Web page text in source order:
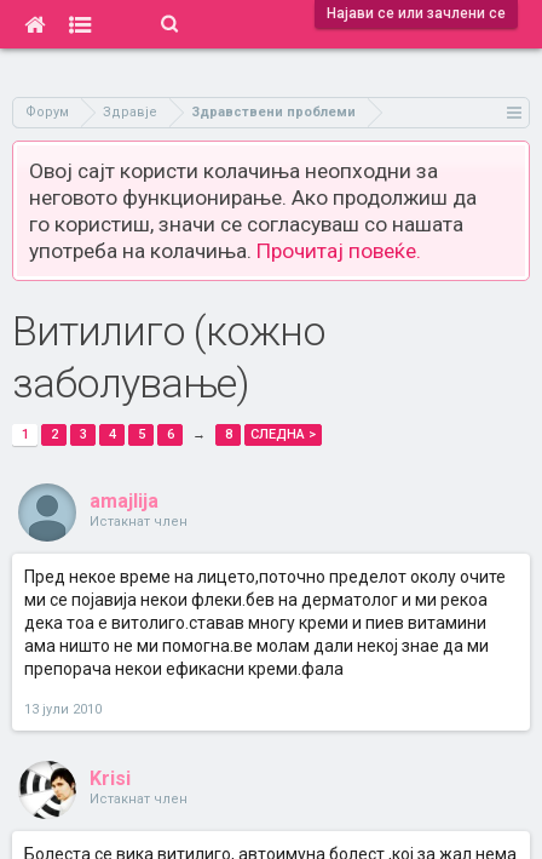
Најави се или зачлени се
Форум Здравје Здравствени проблеми
Овој сајт користи колачиња неопходни за
неговото функционирање. Ако продолжиш да
го користиш, значи се согласуваш со нашата
употреба на колачиња. Прочитај повеќе.
Витилиго (кожно
заболување)
1 2 3 4 5 6 → 8 СЛЕДНА >
amajlija
Истакнат член
Пред некое време на лицето,поточно пределот околу очите
ми се појавија некои флеки.бев на дерматолог и ми рекоа
дека тоа е витолиго.ставав многу креми и пиев витамини
ама ништо не ми помогна.ве молам дали некој знае да ми
препорача некои ефикасни креми.фала
13 јули 2010
Krisi
Истакнат член
Болеста се вика витилиго, автоимуна болест ,кој за жал нема